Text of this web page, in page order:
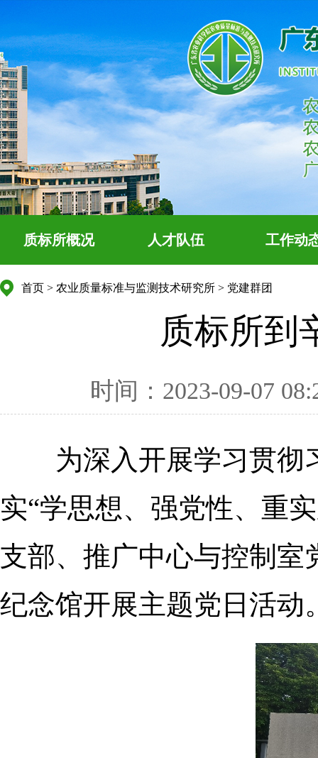
质标所概况 人才队伍 工作动
首页 > 农业质量标准与监测技术研究所 > 党建群团
质标所到
时间：2023-09-07
为深入开展学习贯彻习
实“学思想、强党性、重
支部、推广中心与控制室
纪念馆开展主题党日活动